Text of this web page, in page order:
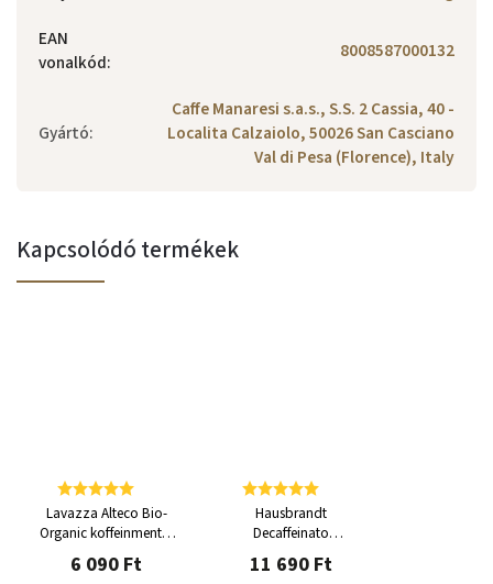
EAN
vonalkód: 8008587000132
Gyártó:
Caffe Manaresi s.a.s., S.S. 2 Cassia, 40 -
Localita Calzaiolo, 50026 San Casciano
Val di Pesa (Florence), Italy
Kapcsolódó termékek
Lavazza Alteco Bio-
Organic koffeinmentes
szemes kávé 500 g
6 090 Ft
Hausbrandt
Decaffeinato
koffeinmentes szemes
kávé 1 kg
11 690 Ft